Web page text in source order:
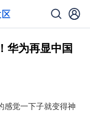
华为再显中国
感觉一下子就变得神